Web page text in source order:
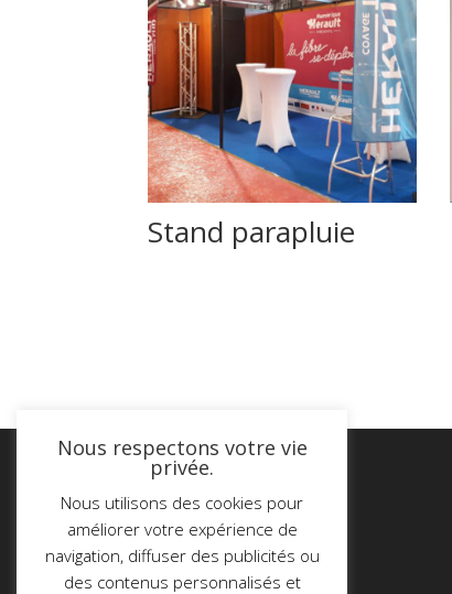
Stand parapluie
T-Impression
113, chemin du Coulet
34400 St Christol
Nous respectons votre vie
privée.
Nous utilisons des cookies pour
améliorer votre expérience de
navigation, diffuser des publicités ou
des contenus personnalisés et